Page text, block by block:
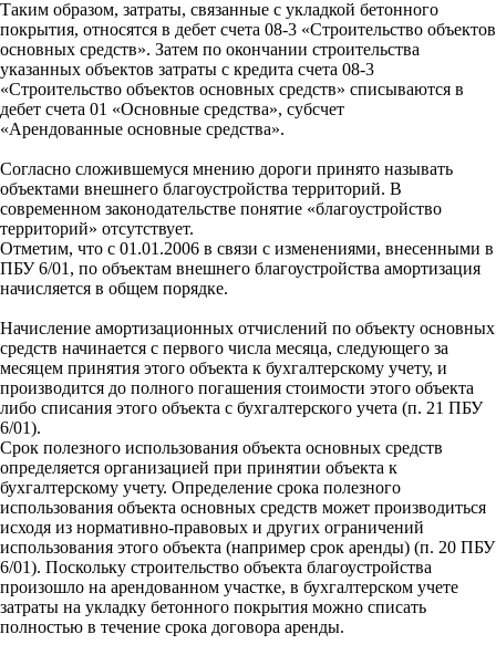
Таким образом, затраты, связанные с укладкой бетонного
покрытия, относятся в дебет счета 08-3 «Строительство объектов
основных средств». Затем по окончании строительства
указанных объектов затраты с кредита счета 08-3
«Строительство объектов основных средств» списываются в
дебет счета 01 «Основные средства», субсчет
«Арендованные основные средства».
Согласно сложившемуся мнению дороги принято называть
объектами внешнего благоустройства территорий. В
современном законодательстве понятие «благоустройство
территорий» отсутствует.
Отметим, что с 01.01.2006 в связи с изменениями, внесенными в
ПБУ 6/01, по объектам внешнего благоустройства амортизация
начисляется в общем порядке.
Начисление амортизационных отчислений по объекту основных
средств начинается с первого числа месяца, следующего за
месяцем принятия этого объекта к бухгалтерскому учету, и
производится до полного погашения стоимости этого объекта
либо списания этого объекта с бухгалтерского учета (п. 21 ПБУ
6/01).
Срок полезного использования объекта основных средств
определяется организацией при принятии объекта к
бухгалтерскому учету. Определение срока полезного
использования объекта основных средств может производиться
исходя из нормативно-правовых и других ограничений
использования этого объекта (например срок аренды) (п. 20 ПБУ
6/01). Поскольку строительство объекта благоустройства
произошло на арендованном участке, в бухгалтерском учете
затраты на укладку бетонного покрытия можно списать
полностью в течение срока договора аренды.